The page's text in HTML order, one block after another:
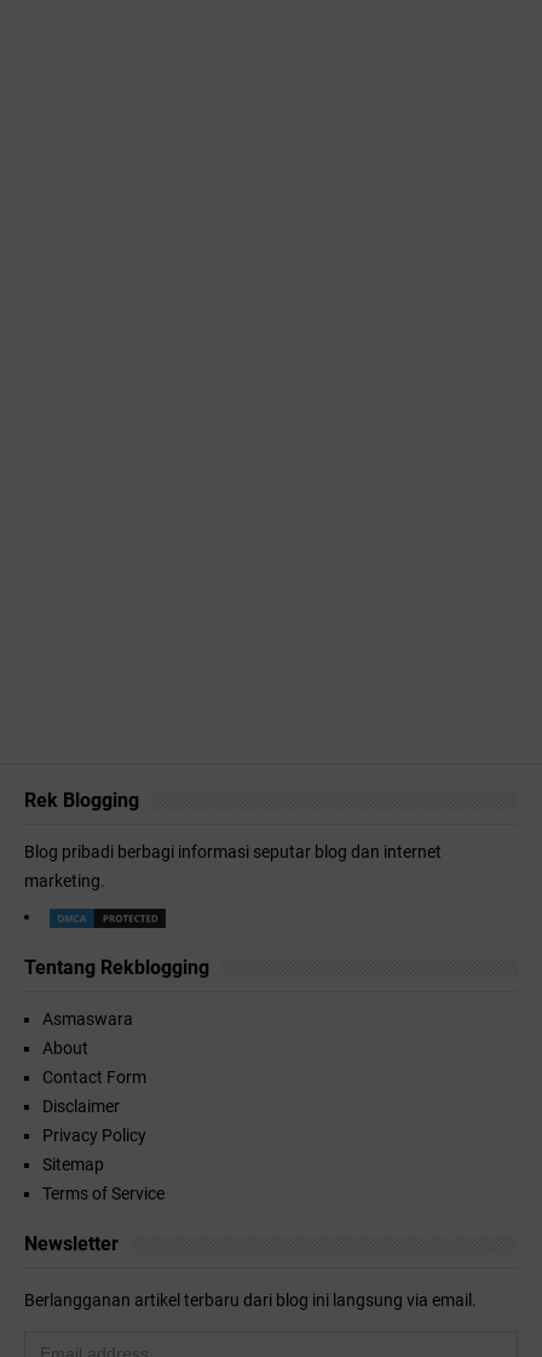
Rek Blogging
Blog pribadi berbagi informasi seputar blog dan internet
marketing.
Tentang Rekblogging
Asmaswara
About
Contact Form
Disclaimer
Privacy Policy
Sitemap
Terms of Service
Newsletter
Berlangganan artikel terbaru dari blog ini langsung via email.